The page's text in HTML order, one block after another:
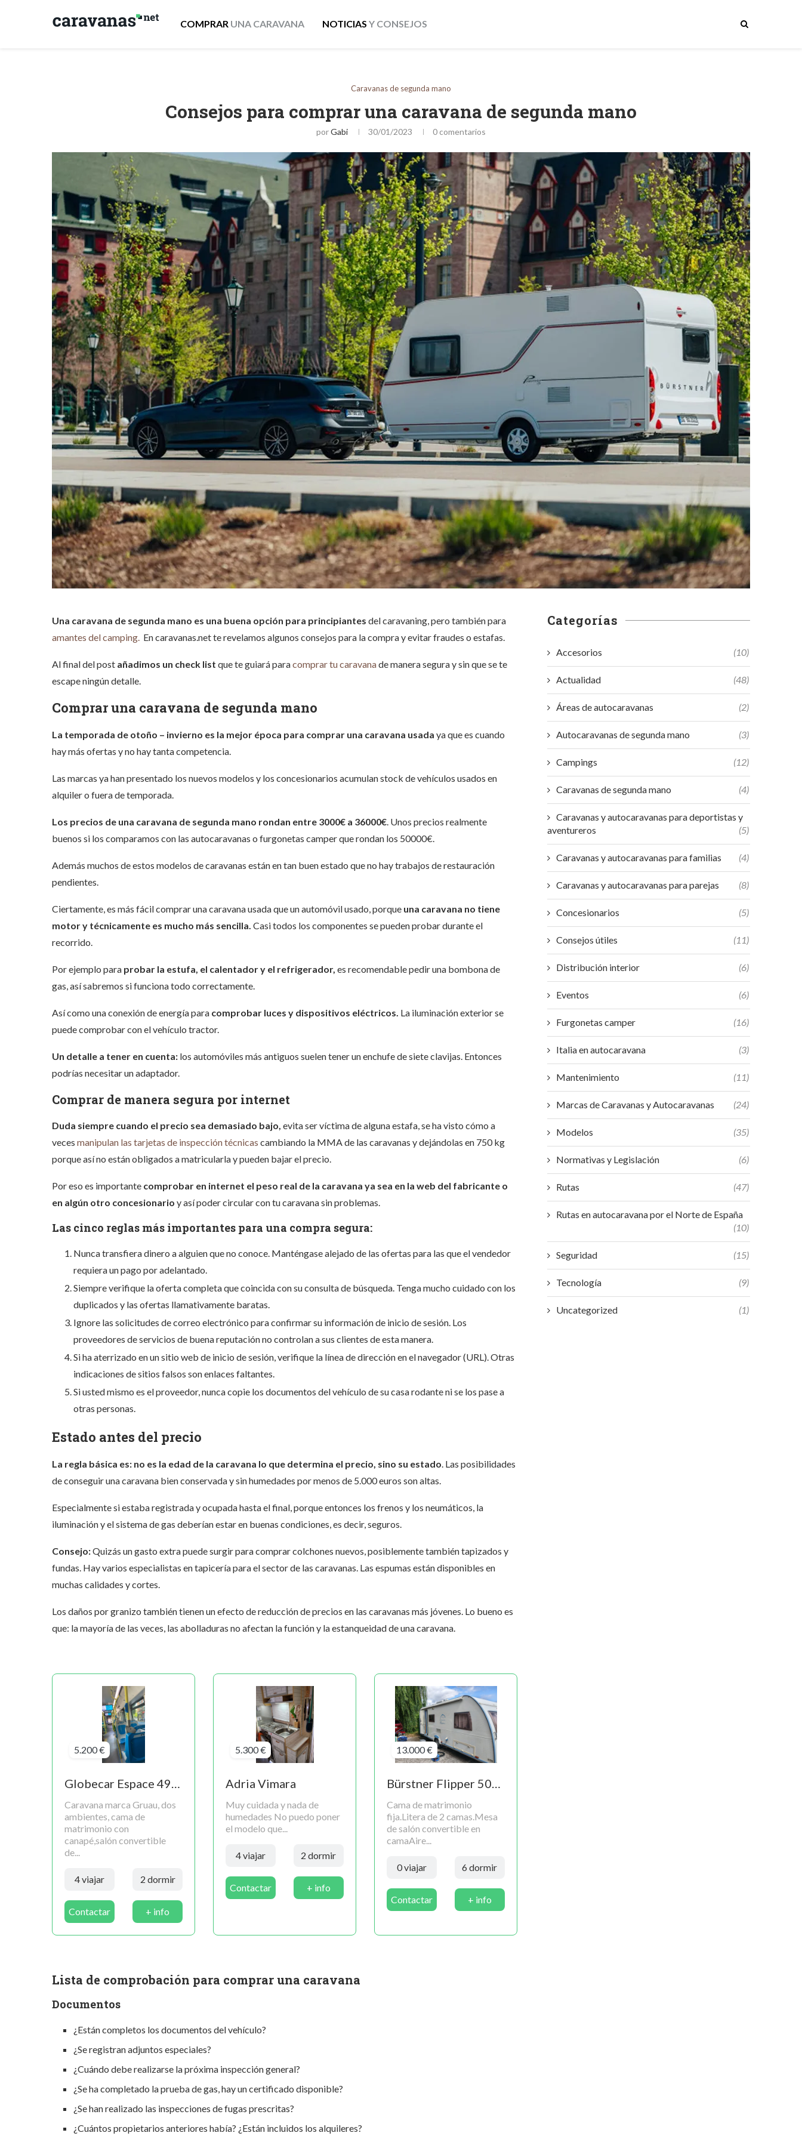
COMPRAR UNA CARAVANA NOTICIAS Y CONSEJOS
Caravanas de segunda mano
Consejos para comprar una caravana de segunda mano
porGabi 30/01/2023 0 comentarios
Una caravana de segunda mano es una buena opción para principiantes del caravaning, pero también para
amantes del camping. En caravanas.net te revelamos algunos consejos para la compra y evitar fraudes o estafas.
Al final del post añadimos un check list que te guiará paracomprar tu caravanade manera segura y sin que se te
escape ningún detalle.
Comprar una caravana de segunda mano
La temporada de otoño – invierno es la mejor época para comprar una caravana usada ya que es cuando
hay más ofertas y no hay tanta competencia.
Las marcas ya han presentado los nuevos modelos y los concesionarios acumulan stock de vehículos usados en
alquiler o fuera de temporada.
Los precios de una caravana de segunda mano rondan entre 3000€ a 36000€. Unos precios realmente
buenos si los comparamos con las autocaravanas o furgonetas camper que rondan los 50000€.
Además muchos de estos modelos de caravanas están en tan buen estado que no hay trabajos de restauración
pendientes.
Ciertamente, es más fácil comprar una caravana usada que un automóvil usado, porque una caravana no tiene
motor y técnicamente es mucho más sencilla. Casi todos los componentes se pueden probar durante el
recorrido.
Por ejemplo para probar la estufa, el calentador y el refrigerador, es recomendable pedir una bombona de
gas, así sabremos si funciona todo correctamente.
Así como una conexión de energía para comprobar luces y dispositivos eléctricos. La iluminación exterior se
puede comprobar con el vehículo tractor.
Un detalle a tener en cuenta: los automóviles más antiguos suelen tener un enchufe de siete clavijas. Entonces
podrías necesitar un adaptador.
Comprar de manera segura por internet
Duda siempre cuando el precio sea demasiado bajo, evita ser víctima de alguna estafa, se ha visto cómo a
veces manipulan las tarjetas de inspección técnicas cambiando la MMA de las caravanas y dejándolas en 750 kg
porque así no están obligados a matricularla y pueden bajar el precio.
Por eso es importante comprobar en internet el peso real de la caravana ya sea en la web del fabricante o
en algún otro concesionario y así poder circular con tu caravana sin problemas.
Las cinco reglas más importantes para una compra segura:
Nunca transfiera dinero a alguien que no conoce. Manténgase alejado de las ofertas para las que el vendedor
requiera un pago por adelantado.
Siempre verifique la oferta completa que coincida con su consulta de búsqueda. Tenga mucho cuidado con los
duplicados y las ofertas llamativamente baratas.
Ignore las solicitudes de correo electrónico para confirmar su información de inicio de sesión. Los
proveedores de servicios de buena reputación no controlan a sus clientes de esta manera.
Si ha aterrizado en un sitio web de inicio de sesión, verifique la línea de dirección en el navegador (URL). Otras
indicaciones de sitios falsos son enlaces faltantes.
Si usted mismo es el proveedor, nunca copie los documentos del vehículo de su casa rodante ni se los pase a
otras personas.
Estado antes del precio
La regla básica es: no es la edad de la caravana lo que determina el precio, sino su estado. Las posibilidades
de conseguir una caravana bien conservada y sin humedades por menos de 5.000 euros son altas.
Especialmente si estaba registrada y ocupada hasta el final, porque entonces los frenos y los neumáticos, la
iluminación y el sistema de gas deberían estar en buenas condiciones, es decir, seguros.
Consejo:Quizás un gasto extra puede surgir para comprar colchones nuevos, posiblemente también tapizados y
fundas. Hay varios especialistas en tapicería para el sector de las caravanas. Las espumas están disponibles en
muchas calidades y cortes.
Los daños por granizo también tienen un efecto de reducción de precios en las caravanas más jóvenes. Lo bueno es
que: la mayoría de las veces, las abolladuras no afectan la función y la estanqueidad de una caravana.
5.200 €
Globecar Espace 49 CE
Caravana marca Gruau, dos
ambientes, cama de
matrimonio con
canapé,salón convertible
de...
4 viajar 2 dormir
Contactar + info
5.300 €
Adria Vimara
Muy cuidada y nada de
humedades No puedo poner
el modelo que...
4 viajar 2 dormir
Contactar + info
13.000 €
Bürstner Flipper 500tk
Cama de matrimonio
fija.Litera de 2 camas.Mesa
de salón convertible en
camaAire...
0 viajar 6 dormir
Contactar + info
Lista de comprobación para comprar una caravana
Documentos
¿Están completos los documentos del vehículo?
¿Se registran adjuntos especiales?
¿Cuándo debe realizarse la próxima inspección general?
¿Se ha completado la prueba de gas, hay un certificado disponible?
¿Se han realizado las inspecciones de fugas prescritas?
¿Cuántos propietarios anteriores había? ¿Están incluidos los alquileres?
Categorías
Accesorios (10)
Actualidad (48)
Áreas de autocaravanas (2)
Autocaravanas de segunda mano (3)
Campings (12)
Caravanas de segunda mano (4)
Caravanas y autocaravanas para deportistas y
aventureros
(5)
Caravanas y autocaravanas para familias (4)
Caravanas y autocaravanas para parejas (8)
Concesionarios (5)
Consejos útiles (11)
Distribución interior (6)
Eventos (6)
Furgonetas camper (16)
Italia en autocaravana (3)
Mantenimiento (11)
Marcas de Caravanas y Autocaravanas (24)
Modelos (35)
Normativas y Legislación (6)
Rutas (47)
Rutas en autocaravana por el Norte de España
(10)
Seguridad (15)
Tecnología (9)
Uncategorized (1)